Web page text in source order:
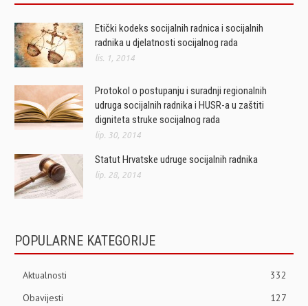
Etički kodeks socijalnih radnica i socijalnih
radnika u djelatnosti socijalnog rada
lis. 1, 2014
Protokol o postupanju i suradnji regionalnih
udruga socijalnih radnika i HUSR-a u zaštiti
digniteta struke socijalnog rada
lip. 30, 2014
Statut Hrvatske udruge socijalnih radnika
lip. 28, 2014
POPULARNE KATEGORIJE
Aktualnosti
332
Obavijesti
127